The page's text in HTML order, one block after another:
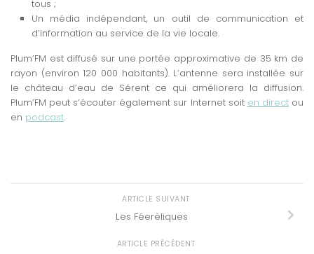
tous ;
Un média indépendant, un outil de communication et
d’information au service de la vie locale.
Plum’FM est diffusé sur une portée approximative de 35 km de
rayon (environ 120 000 habitants). L’antenne sera installée sur
le château d’eau de Sérent ce qui améliorera la diffusion.
Plum’FM peut s’écouter également sur Internet soit en directou
en podcast.
ARTICLE SUIVANT
Les Féerèliques
ARTICLE PRÉCÉDENT